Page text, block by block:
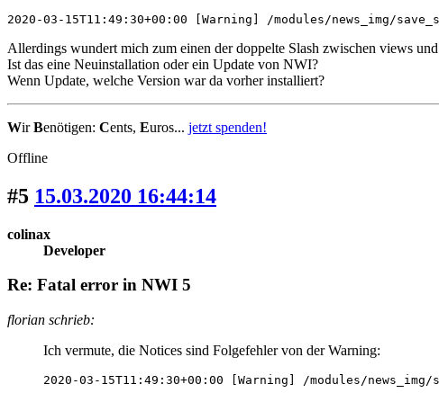
2020-03-15T11:49:30+00:00 [Warning] /modules/
Allerdings wundert mich zum einen der doppelte Slash zwischen views
Ist das eine Neuinstallation oder ein Update von NWI?
Wenn Update, welche Version war da vorher installiert?
WirBenötigen: Cents, Euros... jetzt spenden!
Offline
#5 15.03.2020 16:44:14
colinax
Developer
Re: Fatal error in NWI 5
florian schrieb:
Ich vermute, die Notices sind Folgefehler von der Warning:
2020-03-15T11:49:30+00:00 [Warning] /modules/